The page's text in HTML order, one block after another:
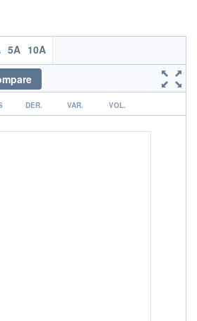
0%
BOURSOVIE LUX
BOURSOVIE
5A 10A
DER. VAR. VOL.